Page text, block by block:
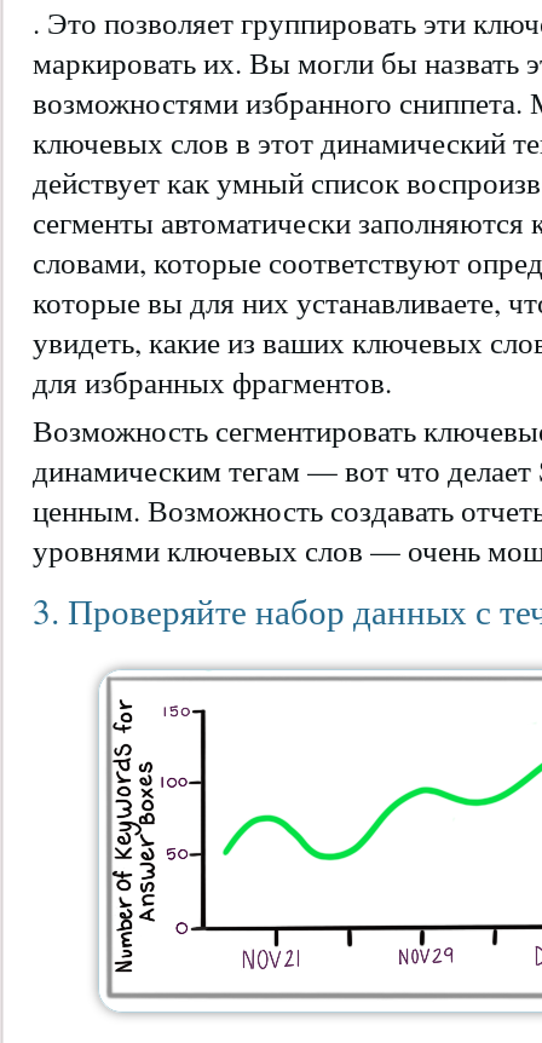
. Это позволяет группировать эти
маркировать их. Вы могли бы назвать
возможностями избранного
ключевых слов в этот динамический
действует как умный список
сегменты автоматически
словами, которые соответствуют
которые вы для них устанавливаете,
увидеть, какие из ваших ключевых
для избранных фрагментов.
Возможность сегментировать
динамическим тегам — вот что
ценным. Возможность создавать
уровнями ключевых слов — очень
3. Проверяйте набор данных с